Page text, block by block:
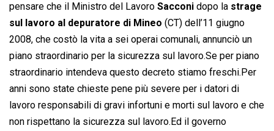
pensare che il Ministro del Lavoro Sacconi dopo la strage
sul lavoro al depuratore di Mineo (CT) dell’11 giugno
2008, che costò la vita a sei operai comunali, annunciò un
piano straordinario per la sicurezza sul lavoro.Se per piano
straordinario intendeva questo decreto stiamo freschi.Per
anni sono state chieste pene più severe per i datori di
lavoro responsabili di gravi infortuni e morti sul lavoro e che
non rispettano la sicurezza sul lavoro.Ed il governo